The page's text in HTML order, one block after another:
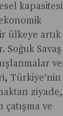
kapasitesi
ülkeye artık
Soğuk Savaş
ve
Türkiye’nin
ziyade,
çatışma ve